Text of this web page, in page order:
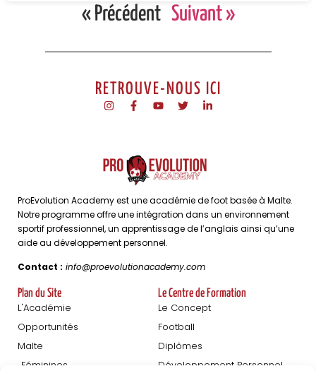
« Précédent Suivant »
RETROUVE-NOUS ICI
ProEvolution Academy est une académie de foot basée à Malte.
Notre programme offre une intégration dans un environnement
sportif professionnel, un apprentissage de l’anglais ainsi qu’une
aide au développement personnel.
Contact : info@proevolutionacademy.com
Plan du Site
L'Académie
Opportunités
Malte
Féminines
Le Centre de Formation
Le Concept
Football
Diplômes
Développement Personnel